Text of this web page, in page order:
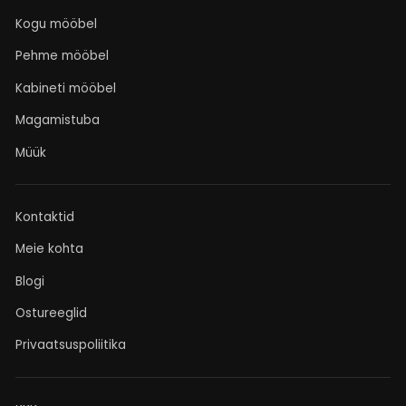
Kogu mööbel
Pehme mööbel
Kabineti mööbel
Magamistuba
Müük
Kontaktid
Meie kohta
Blogi
Ostureeglid
Privaatsuspoliitika